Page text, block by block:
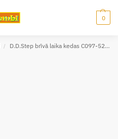
0
/ D.D.Step brīvā laika kedas C097-52981AL (izm.32-37)